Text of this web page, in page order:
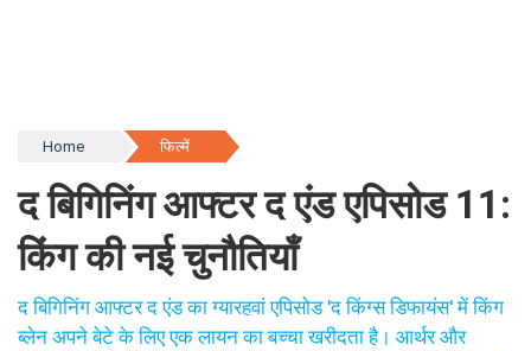
Home फिल्में
द बिगिनिंग आफ्टर द एंड एपिसोड 11:
किंग की नई चुनौतियाँ
द बिगिनिंग आफ्टर द एंड का ग्यारहवां एपिसोड 'द किंग्स डिफायंस' में किंग
ब्लेन अपने बेटे के लिए एक लायन का बच्चा खरीदता है। आर्थर और